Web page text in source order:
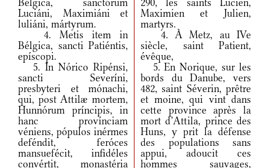
Bélgica, sanctórum
Luciáni, Maximiáni et
luliáni, mártyrum.
290, les saints Lucien,
Maximien et Julien,
martyrs.
4. Metis item in
Bélgica, sancti Patiéntis,
epíscopi.
4. À Metz, au IVe
siècle, saint Patient,
évêque,
5. In Nórico Ripénsi,
sancti Severíni,
presbyteri et mónachi,
qui, post Attilæ mortem,
Hunnórum príncipis, in
hanc provínciam
véniens, pópulos inérmes
deféndit, feróces
mansuefécit, infidéles
convértit, monastéria
5. En Norique, sur les
bords du Danube, vers
482, saint Séverin, prêtre
et moine, qui vint dans
cette province après la
mort d’Attila, prince des
Huns, y prit la défense
des populations sans
appui, adoucit ces
hommes sauvages,